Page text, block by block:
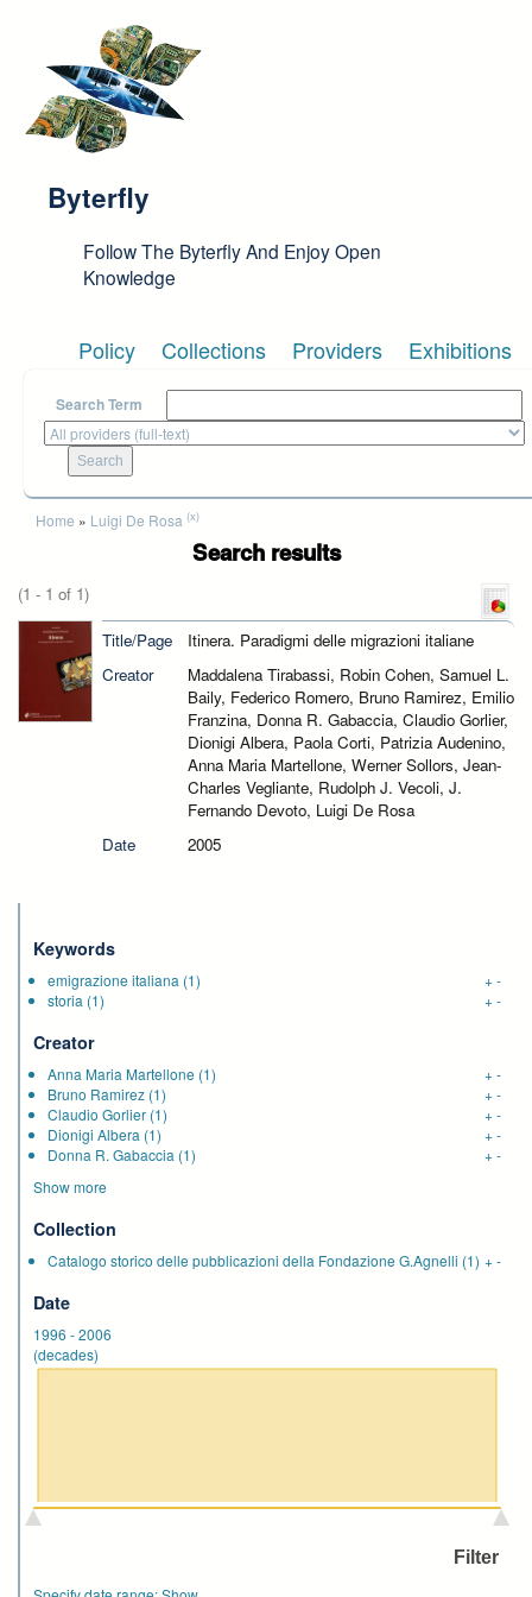
Byterfly
Follow The Byterfly And Enjoy Open
Knowledge
Policy Collections Providers Exhibitions
Search Term
You are here
Home » Luigi De Rosa (x)
Search results
(1 - 1 of 1)
Title/Page
Itinera. Paradigmi delle migrazioni italiane
Creator
Maddalena Tirabassi, Robin Cohen, Samuel L.
Baily, Federico Romero, Bruno Ramirez, Emilio
Franzina, Donna R. Gabaccia, Claudio Gorlier,
Dionigi Albera, Paola Corti, Patrizia Audenino,
Anna Maria Martellone, Werner Sollors, Jean-
Charles Vegliante, Rudolph J. Vecoli, J.
Fernando Devoto, Luigi De Rosa
Date
2005
Keywords
emigrazione italiana (1) +-
storia (1) +-
Creator
Anna Maria Martellone (1) +-
Bruno Ramirez (1) +-
Claudio Gorlier (1) +-
Dionigi Albera (1) +-
Donna R. Gabaccia (1) +-
Show more
Collection
Catalogo storico delle pubblicazioni della Fondazione G.Agnelli (1) +-
Date
1996 -2006
(decades)